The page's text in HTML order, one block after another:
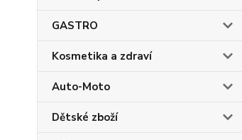
GASTRO
Kosmetika a zdraví
Auto-Moto
Dětské zboží